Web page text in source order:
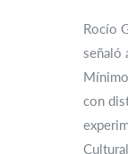
Rocío
señaló
con